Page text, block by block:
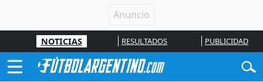
NOTICIAS RESULTADOS PUBLICIDAD